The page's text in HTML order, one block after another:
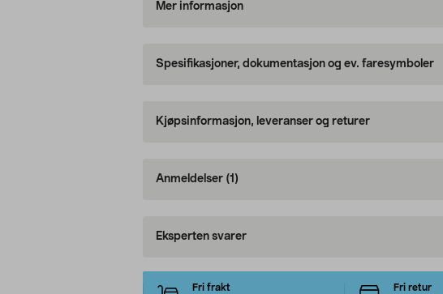
Mer informasjon
Spesifikasjoner, dokumentasjon og ev. faresymboler
Kjøpsinformasjon, leveranser og returer
Anmeldelser (1)
Eksperten svarer
Fri frakt
Fri retur